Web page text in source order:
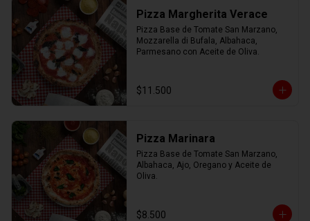
Pizza Margherita Verace
Pizza Base de Tomate San Marzano,
Mozzarella di Bufala, Albahaca,
Parmesano con Aceite de Oliva.
$11.500
Pizza Marinara
Pizza Base de Tomate San Marzano,
Albahaca, Ajo, Oregano y Aceite de
Oliva.
$8.500